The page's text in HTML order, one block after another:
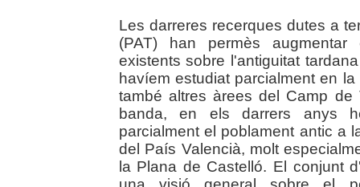
Les darreres recerques dutes a
(PAT) han permès augmentar
existents sobre l'antiguitat
havíem estudiat parcialment en
també altres àrees del Camp de
banda, en els darrers anys
parcialment el poblament antic a
del País Valencià, molt
la Plana de Castelló. El conjunt